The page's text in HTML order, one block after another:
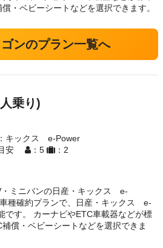
・ベビーシートなどを選択できます。
ンのプラン一覧へ
乗り)
キックス e-Power
安
：5 ：2
・ミニバンの日産・キックス e-
種確約プランで、日産・キックス e-
です。 カーナビやETC車載器などが標
償・ベビーシートなどを選択できま